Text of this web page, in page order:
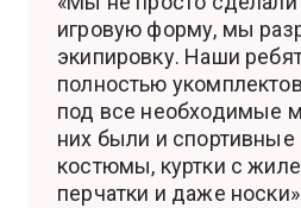
игровую форму, мы
экипировку. Наши
полностью
под все необходимые
них были и
костюмы, куртки с
перчатки и даже